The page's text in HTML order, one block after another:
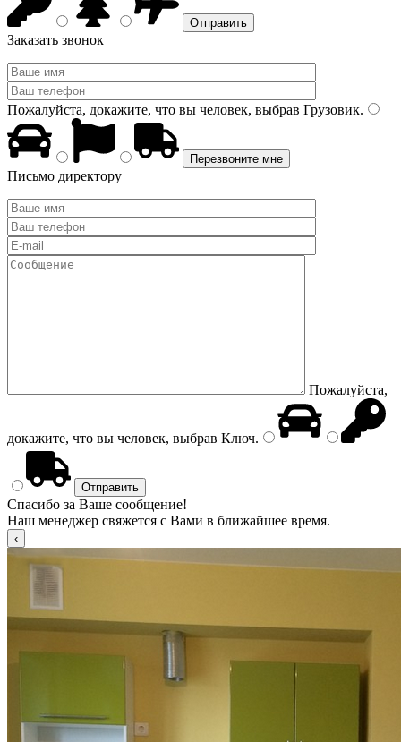
Заказать звонок
Пожалуйста, докажите, что вы человек, выбрав Грузовик.
Письмо директору
Пожалуйста,
докажите, что вы человек, выбрав Ключ.
Спасибо за Ваше сообщение!
Наш менеджер свяжется с Вами в ближайшее время.